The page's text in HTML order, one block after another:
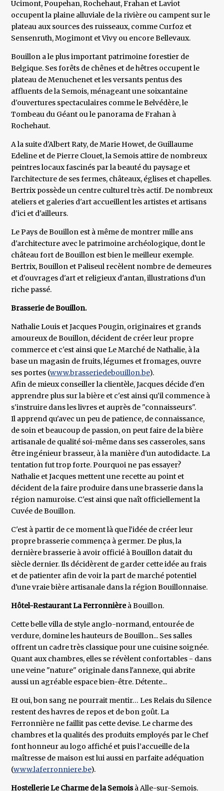
Ucimont, Poupehan, Rochehaut, Frahan et Laviot
occupent la plaine alluviale de la rivière ou campent sur le
plateau aux sources des ruisseaux, comme Curfoz et
Sensenruth, Mogimont et Vivy ou encore Bellevaux.
Bouillon a le plus important patrimoine forestier de
Belgique. Ses forêts de chênes et de hêtres occupent le
plateau de Menuchenet et les versants pentus des
affluents de la Semois, ménageant une soixantaine
d'ouvertures spectaculaires comme le Belvédère, le
Tombeau du Géant ou le panorama de Frahan à
Rochehaut.
A la suite d'Albert Raty, de Marie Howet, de Guillaume
Edeline et de Pierre Clouet, la Semois attire de nombreux
peintres locaux fascinés par la beauté du paysage et
l'architecture de ses fermes, châteaux, églises et chapelles.
Bertrix possède un centre culturel très actif. De nombreux
ateliers et galeries d'art accueillent les artistes et artisans
d'ici et d'ailleurs.
Le Pays de Bouillon est à même de montrer mille ans
d'architecture avec le patrimoine archéologique, dont le
château fort de Bouillon est bien le meilleur exemple.
Bertrix, Bouillon et Paliseul recèlent nombre de demeures
et d'ouvrages d'art et religieux d'antan, illustrations d'un
riche passé.
Brasserie de Bouillon.
Nathalie Louis et Jacques Pougin, originaires et grands
amoureux de Bouillon, décident de créer leur propre
commerce et c'est ainsi que Le Marché de Nathalie, à la
base un magasin de fruits, légumes et fromages, ouvre
ses portes (www.brasseriedebouillon.be).
Afin de mieux conseiller la clientèle, Jacques décide d'en
apprendre plus sur la bière et c'est ainsi qu'il commence à
s'instruire dans les livres et auprès de "connaisseurs".
Il apprend qu'avec un peu de patience, de connaissance,
de soin et beaucoup de passion, on peut faire de la bière
artisanale de qualité soi-même dans ses casseroles, sans
être ingénieur brasseur, à la manière d'un autodidacte. La
tentation fut trop forte. Pourquoi ne pas essayer?
Nathalie et Jacques mettent une recette au point et
décident de la faire produire dans une brasserie dans la
région namuroise. C'est ainsi que naît officiellement la
Cuvée de Bouillon.
C'est à partir de ce moment là que l'idée de créer leur
propre brasserie commença à germer. De plus, la
dernière brasserie à avoir officié à Bouillon datait du
siècle dernier. Ils décidèrent de garder cette idée au frais
et de patienter afin de voir la part de marché potentiel
d'une vraie bière artisanale dans la région Bouillonnaise.
Hôtel-Restaurant La Ferronnièreà Bouillon.
Cette belle villa de style anglo-normand, entourée de
verdure, domine les hauteurs de Bouillon... Ses salles
offrent un cadre très classique pour une cuisine soignée.
Quant aux chambres, elles se révèlent confortables - dans
une veine "nature" originale dans l'annexe, qui abrite
aussi un agréable espace bien-être. Détente...
Et oui, bon sang ne pourrait mentir… Les Relais du Silence
restent des havres de repos et de bon goût. La
Ferronnière ne faillit pas cette devise. Le charme des
chambres et la qualités des produits employés par le Chef
font honneur au logo affiché et puis l’accueille de la
maîtresse de maison est lui aussi en parfaite adéquation
(www.laferronniere.be).
Hostellerie Le Charme de la Semoisà Alle-sur-Semois.